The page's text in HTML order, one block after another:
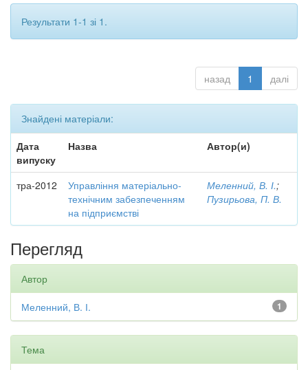
Результати 1-1 зі 1.
назад 1 далі
Знайдені матеріали:
Дата
випуску
Назва Автор(и)
тра-2012
Управління матеріально-
технічним забезпеченням
на підприємстві
Меленний, В. І.;
Пузирьова, П. В.
Перегляд
Автор
1
Меленний, В. І.
Тема